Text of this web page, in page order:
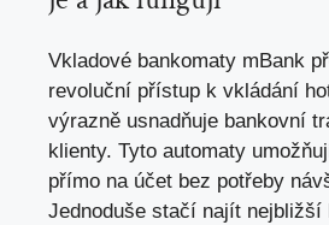
Vkladové ⁣bankomaty ‍mBank
revoluční přístup k vkládání‍
výrazně usnadňuje bankovní
klienty. Tyto automaty
⁤přímo na účet ⁤bez potřeby
Jednoduše ‍stačí‍ najít nejbližší